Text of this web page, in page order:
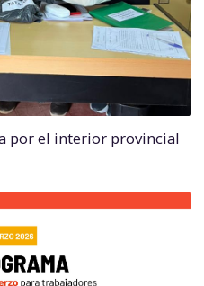
por el interior provincial